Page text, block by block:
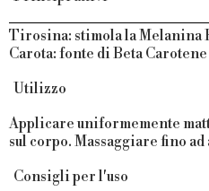
Tirosina: stimola la Melanina
Carota: fonte di Beta Carotene
Utilizzo
Applicare uniformemente
sul corpo. Massaggiare fino
Consigli per l'uso